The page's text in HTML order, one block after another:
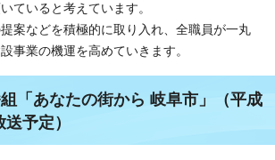
ていると考えています。
案などを積極的に取り入れ、全職員が一丸
事業の機運を高めていきます。
「あなたの街から 岐阜市」（平成
予定）